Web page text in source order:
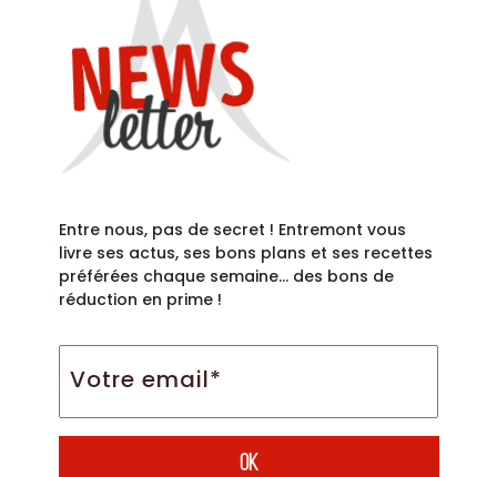
Entre nous, pas de secret ! Entremont vous
livre ses actus, ses bons plans et ses recettes
préférées chaque semaine… des bons de
réduction en prime !
email*